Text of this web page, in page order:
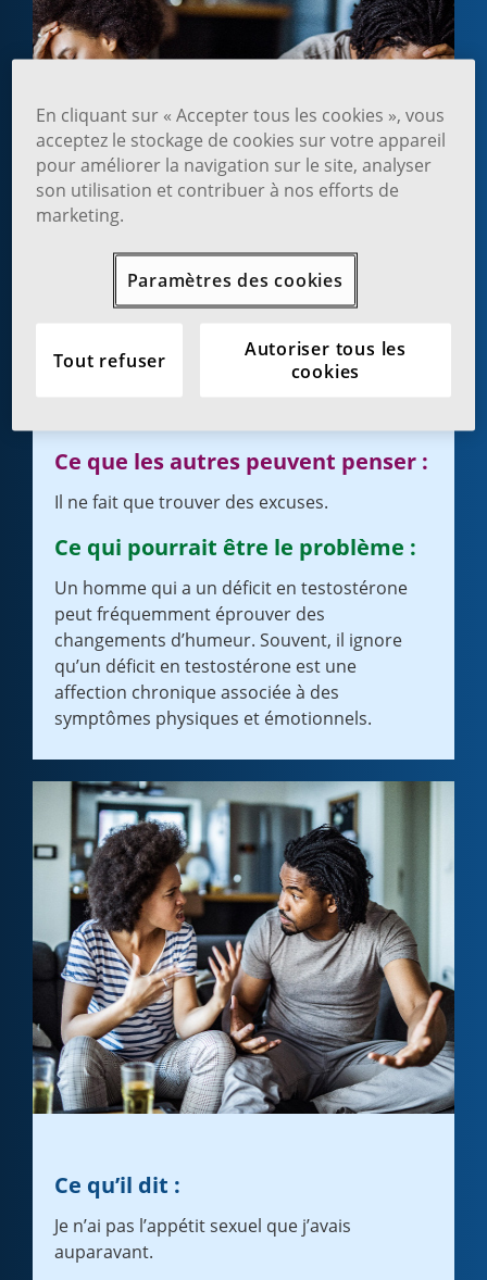
Ce qu’il dit :
Ce que les autres peuvent penser :
Il ne fait que trouver des excuses.
Ce qui pourrait être le problème :
Un homme qui a un déficit en testostérone
peut fréquemment éprouver des
changements d’humeur. Souvent, il ignore
qu’un déficit en testostérone est une
affection chronique associée à des
symptômes physiques et émotionnels.
Ce qu’il dit :
Je n’ai pas l’appétit sexuel que j’avais
auparavant.
En cliquant sur « Accepter tous les cookies », vous
acceptez le stockage de cookies sur votre appareil
pour améliorer la navigation sur le site, analyser
son utilisation et contribuer à nos efforts de
marketing.
Paramètres des cookies
Tout refuser
Autoriser tous les
cookies